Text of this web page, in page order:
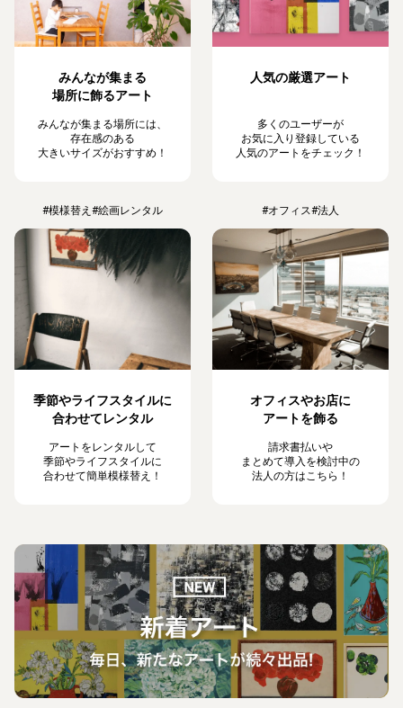
みんなが集まる
場所に飾るアート
みんなが集まる場所には、
存在感のある
大きいサイズがおすすめ！
人気の厳選アート
多くのユーザーが
お気に入り登録している
人気のアートをチェック！
#模様替え #絵画レンタル
季節やライフスタイルに
合わせてレンタル
アートをレンタルして
季節やライフスタイルに
合わせて簡単模様替え！
#オフィス#法人
オフィスやお店に
アートを飾る
請求書払いや
まとめて導入を検討中の
法人の方はこちら！